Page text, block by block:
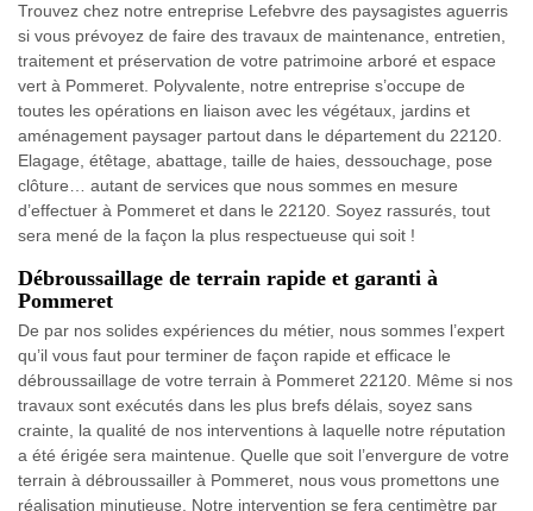
Trouvez chez notre entreprise Lefebvre des paysagistes aguerris
si vous prévoyez de faire des travaux de maintenance, entretien,
traitement et préservation de votre patrimoine arboré et espace
vert à Pommeret. Polyvalente, notre entreprise s’occupe de
toutes les opérations en liaison avec les végétaux, jardins et
aménagement paysager partout dans le département du 22120.
Elagage, étêtage, abattage, taille de haies, dessouchage, pose
clôture… autant de services que nous sommes en mesure
d’effectuer à Pommeret et dans le 22120. Soyez rassurés, tout
sera mené de la façon la plus respectueuse qui soit !
Débroussaillage de terrain rapide et garanti à
Pommeret
De par nos solides expériences du métier, nous sommes l’expert
qu’il vous faut pour terminer de façon rapide et efficace le
débroussaillage de votre terrain à Pommeret 22120. Même si nos
travaux sont exécutés dans les plus brefs délais, soyez sans
crainte, la qualité de nos interventions à laquelle notre réputation
a été érigée sera maintenue. Quelle que soit l’envergure de votre
terrain à débroussailler à Pommeret, nous vous promettons une
réalisation minutieuse. Notre intervention se fera centimètre par